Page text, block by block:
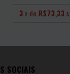
3 x de R$73,33
SOCIAIS